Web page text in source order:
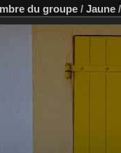
du groupe / Jaune